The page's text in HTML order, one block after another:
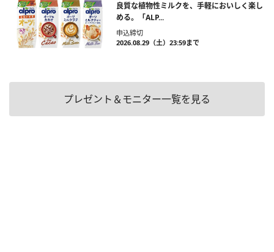
良質な植物性ミルクを、手軽においしく楽し
める。「ALP...
申込締切
2026.08.29（土）23:59まで
プレゼント＆モニター一覧を見る